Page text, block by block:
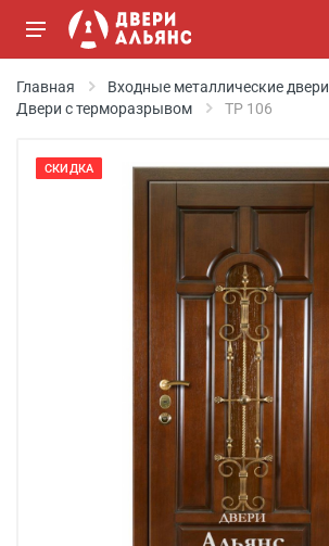
Главная
Входные металлические двери
Двери с терморазрывом
ТР 106
СКИДКА